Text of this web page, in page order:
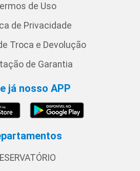
de Uso
de Privacidade
Troca e Devolução
de Garantia
já nosso APP